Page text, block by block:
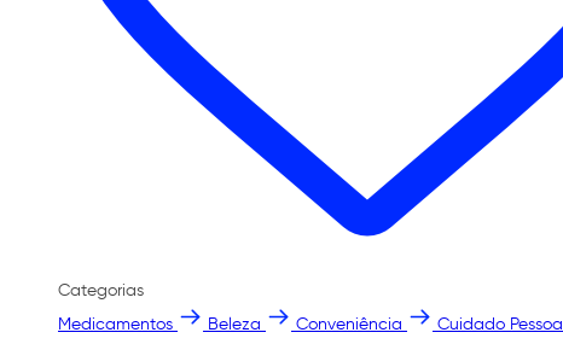
Categorias
Medicamentos
Beleza Conveniência Cuidado Pessoal